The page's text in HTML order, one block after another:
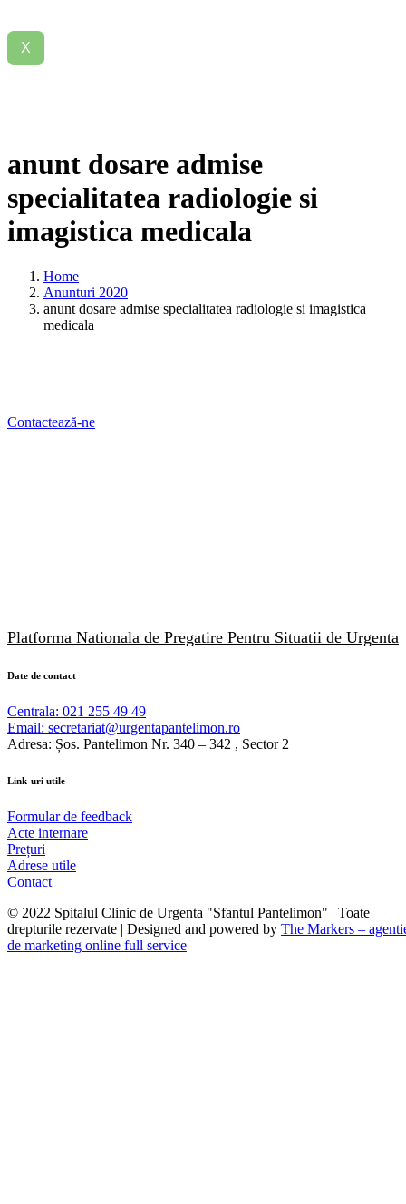
X
anunt dosare admise
specialitatea radiologie si
imagistica medicala
Home
Anunturi 2020
anunt dosare admise specialitatea radiologie si imagistica
medicala
Contactează-ne
Platforma Nationala de Pregatire Pentru Situatii de Urgenta
Date de contact
Centrala: 021 255 49 49
Email: secretariat@urgentapantelimon.ro
Adresa: Șos. Pantelimon Nr. 340 – 342 , Sector 2
Link-uri utile
Formular de feedback
Acte internare
Prețuri
Adrese utile
Contact
© 2022 Spitalul Clinic de Urgenta "Sfantul Pantelimon" | Toate
drepturile rezervate | Designed and powered by The Markers –
de marketing online full service